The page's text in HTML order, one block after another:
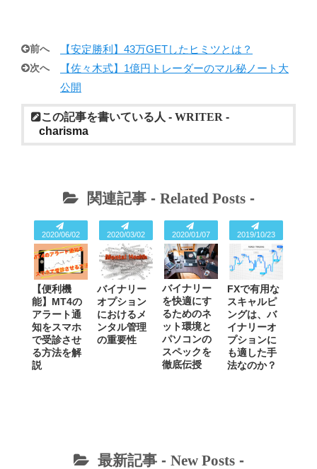
前へ 【安定勝利】43万GETしたヒミツとは？
次へ
【佐々木式】1億円トレーダーのマル秘ノート大
公開
この記事を書いている人 - WRITER -
charisma
関連記事 - Related Posts-
2020/06/02
【便利機
能】MT4の
アラート通
知をスマホ
で受診させ
る方法を解
説
2020/03/02
バイナリー
オプション
におけるメ
ンタル管理
の重要性
2020/01/07
バイナリー
を快適にす
るためのネ
ット環境と
パソコンの
スペックを
徹底伝授
2019/10/23
FXで有用な
スキャルピ
ングは、バ
イナリーオ
プションに
も適した手
法なのか？
最新記事 - New Posts-